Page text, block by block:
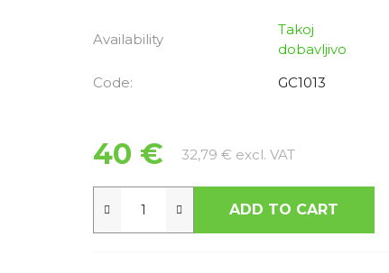
Availability
Takoj
dobavljivo
Code:
GC1013
40 € 32,79 € excl. VATMeasure price:
ADD TO CART